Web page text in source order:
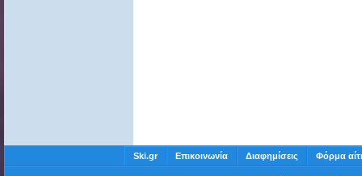
Ski.gr Επικοινωνία Διαφημίσεις Φόρμα